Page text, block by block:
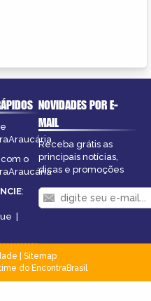
o
:
NOVIDADES POR E-
MAIL
Receba grátis as
principais notícias,
dicas e promoções
Sitemap
do EncontraBrasil